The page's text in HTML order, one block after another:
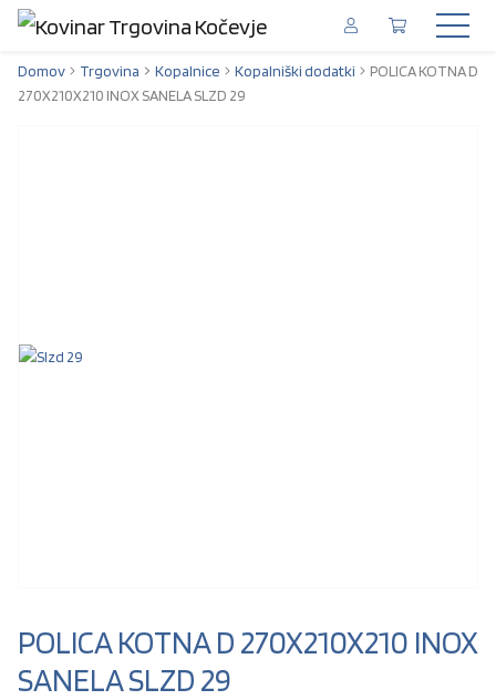
Domov Trgovina Kopalnice Kopalniški dodatki
POLICA KOTNA D
270X210X210 INOX SANELA SLZD 29
POLICA KOTNA D 270X210X210 INOX
SANELA SLZD 29